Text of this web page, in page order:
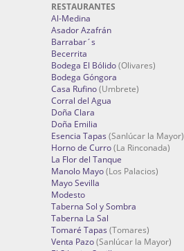
RESTAURANTES
Al-Medina
Asador Azafrán
Barrabar´s
Becerrita
Bodega El Bólido(Olivares)
Bodega Góngora
Casa Rufino(Umbrete)
Corral del Agua
Doña Clara
Doña Emilia
Esencia Tapas (Sanlúcar la Mayor)
Horno de Curro(La Rinconada)
La Flor del Tanque
Manolo Mayo(Los Palacios)
Mayo Sevilla
Modesto
Taberna Sol y Sombra
Taberna La Sal
Tomaré Tapas (Tomares)
Venta Pazo(Sanlúcar la Mayor)